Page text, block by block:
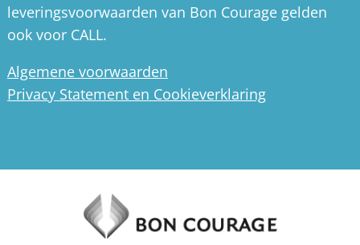
leveringsvoorwaarden van Bon Courage gelden
ook voor CALL.
Algemene voorwaarden
Privacy Statement en Cookieverklaring